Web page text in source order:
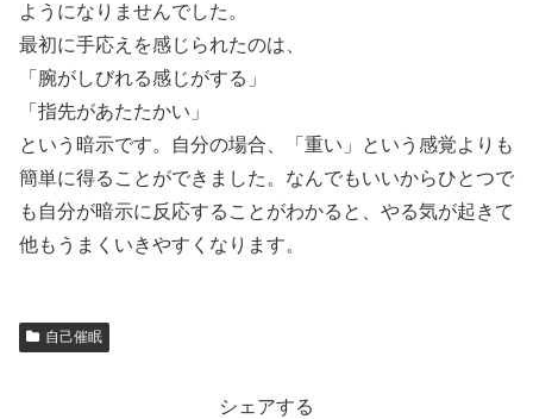
ようになりませんでした。
最初に手応えを感じられたのは、
「腕がしびれる感じがする」
「指先があたたかい」
という暗示です。自分の場合、「重い」という感覚よりも
簡単に得ることができました。なんでもいいからひとつで
も自分が暗示に反応することがわかると、やる気が起きて
他もうまくいきやすくなります。
自己催眠
シェアする